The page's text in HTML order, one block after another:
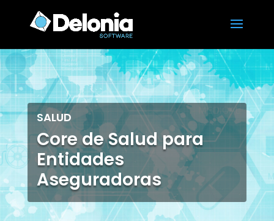
SALUD
Core de Salud para
Entidades
Aseguradoras